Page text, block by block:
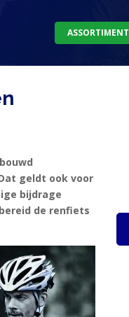
ASSORTIMENT
geldt ook voor
bijdrage
de renfiets